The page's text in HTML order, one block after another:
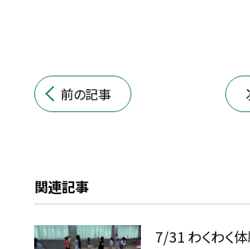
前の記事
関連記事
7/31 わくわく